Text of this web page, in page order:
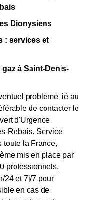
Dionysiens
: services et
à Saint-Denis-
problème lié au
de contacter le
d'Urgence
Rebais. Service
toute la France,
mis en place par
professionnels,
24 et 7j/7 pour
en cas de